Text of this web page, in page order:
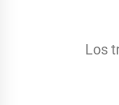
Los